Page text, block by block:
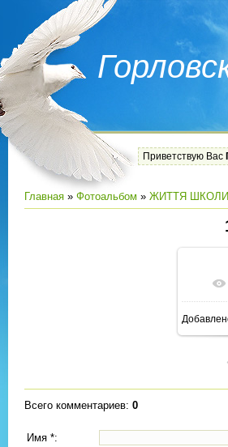
Приветствую Вас
Главная » Фотоальбом » ЖИТТЯ ШКОЛИ
Всего комментариев: 0
Имя *: